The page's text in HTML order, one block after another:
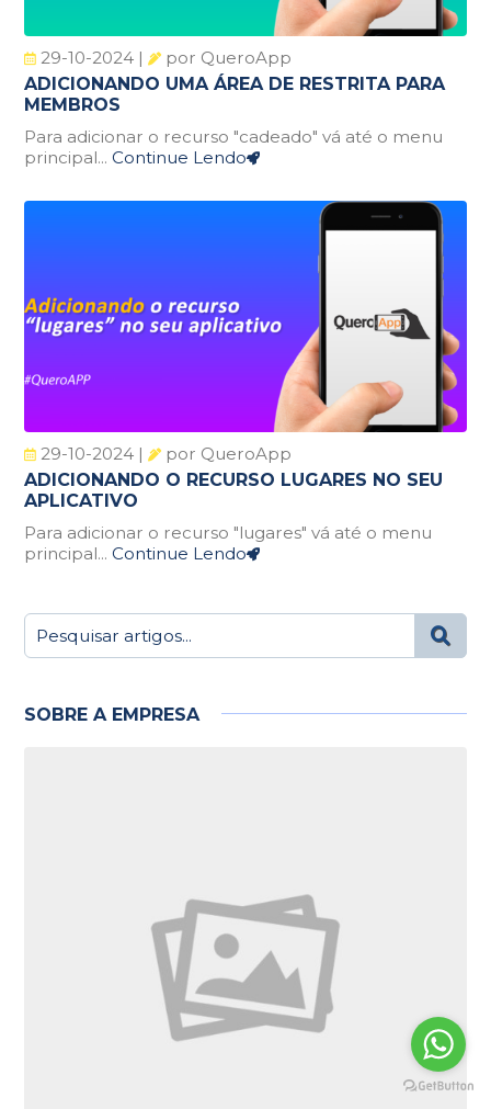
29-10-2024 |
por QueroApp
ADICIONANDO UMA ÁREA DE RESTRITA PARA
MEMBROS
Para adicionar o recurso "cadeado" vá até o menu
principal... Continue Lendo
29-10-2024 |
por QueroApp
ADICIONANDO O RECURSO LUGARES NO SEU
APLICATIVO
Para adicionar o recurso "lugares" vá até o menu
principal... Continue Lendo
SOBRE A EMPRESA